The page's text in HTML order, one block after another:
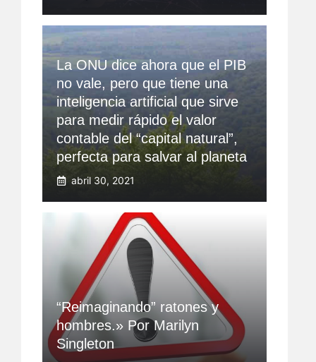
La ONU dice ahora que el PIB
no vale, pero que tiene una
inteligencia artificial que sirve
para medir rápido el valor
contable del “capital natural”,
perfecta para salvar al planeta
abril 30, 2021
“Reimaginando” ratones y
hombres.» Por Marilyn
Singleton